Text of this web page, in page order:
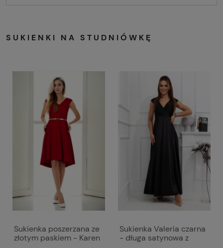
SUKIENKI NA STUDNIÓWKĘ
Sukienka poszerzana ze
złotym paskiem - Karen
Sukienka Valeria czarna
- długa satynowa z